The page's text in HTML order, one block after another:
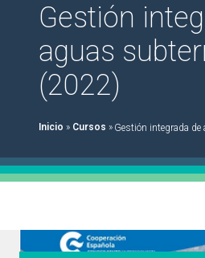
Gestión
aguas
(2022)
Inicio » Cursos » Gestión integrada